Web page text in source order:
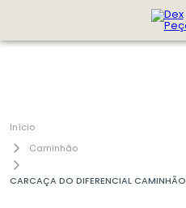
Caminhão
CARCAÇA DO DIFERENCIAL